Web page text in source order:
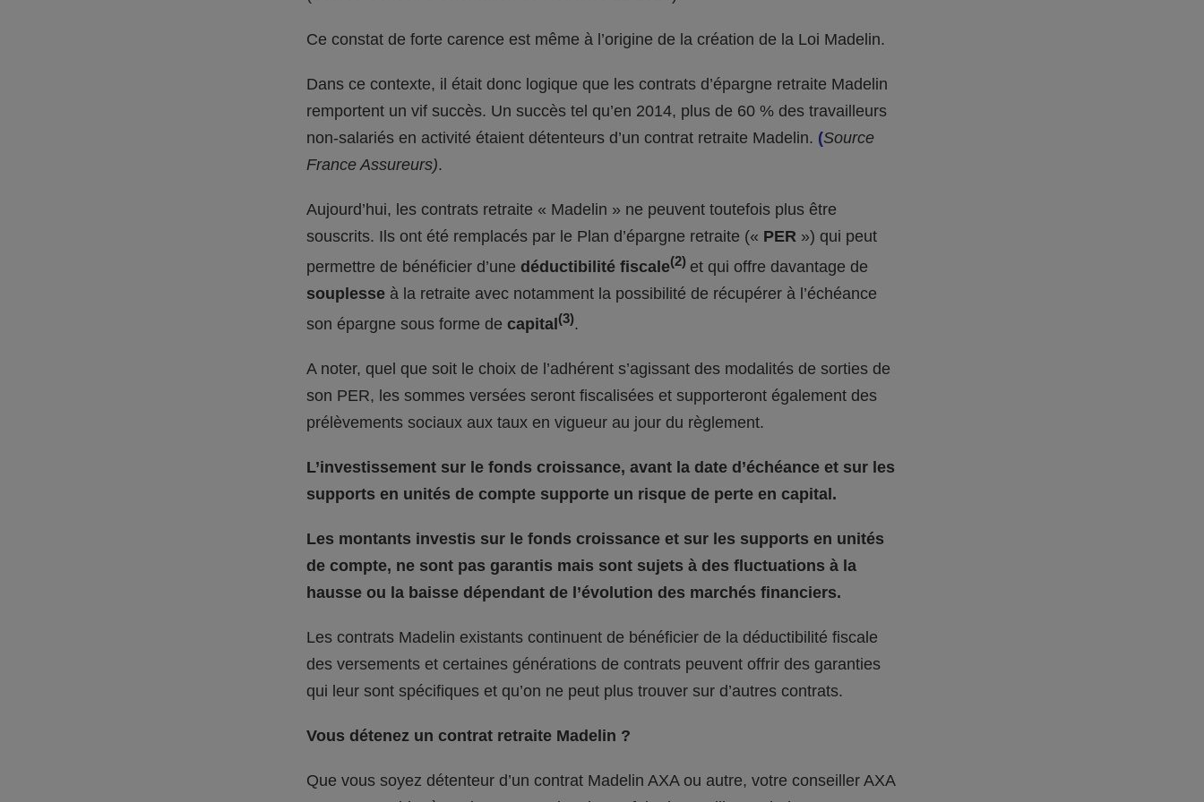
Ce constat de forte carence est même à l’origine de la création de la Loi Madelin.
Dans ce contexte, il était donc logique que les contrats d’épargne retraite Madelin
remportent un vif succès. Un succès tel qu’en 2014, plus de 60 % des travailleurs
non-salariés en activité étaient détenteurs d’un contrat retraite Madelin. (Source
France Assureurs).
Aujourd’hui, les contrats retraite « Madelin » ne peuvent toutefois plus être
souscrits. Ils ont été remplacés par le Plan d’épargne retraite (« PER ») qui peut
permettre de bénéficier d’une déductibilité fiscale(2) et qui offre davantage de
souplesse à la retraite avec notamment la possibilité de récupérer à l’échéance
son épargne sous forme de capital(3).
A noter, quel que soit le choix de l’adhérent s’agissant des modalités de sorties de
son PER, les sommes versées seront fiscalisées et supporteront également des
prélèvements sociaux aux taux en vigueur au jour du règlement.
L’investissement sur le fonds croissance, avant la date d’échéance et sur les
supports en unités de compte supporte un risque de perte en capital.
Les montants investis sur le fonds croissance et sur les supports en unités
de compte, ne sont pas garantis mais sont sujets à des fluctuations à la
hausse ou la baisse dépendant de l’évolution des marchés financiers.
Les contrats Madelin existants continuent de bénéficier de la déductibilité fiscale
des versements et certaines générations de contrats peuvent offrir des garanties
qui leur sont spécifiques et qu’on ne peut plus trouver sur d’autres contrats.
Vous détenez un contrat retraite Madelin ?
Que vous soyez détenteur d’un contrat Madelin AXA ou autre, votre conseiller AXA